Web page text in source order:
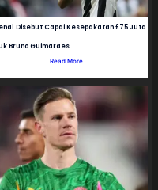
Disebut Capai Kesepakatan £75 Juta
Bruno Guimaraes
Read More